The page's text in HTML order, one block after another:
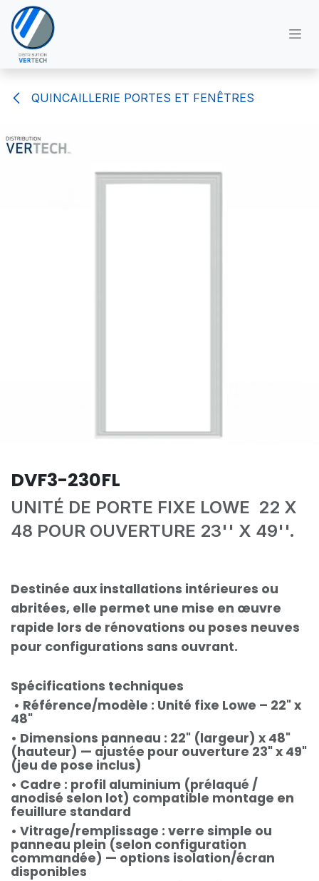
Se rendre au contenu
QUINCAILLERIE PORTES ET FENÊTRES
DVF3-230FL
UNITÉ DE PORTE FIXE LOWE 22 X
48 POUR OUVERTURE 23'' X 49''.
Destinée aux installations intérieures ou
abritées, elle permet une mise en œuvre
rapide lors de rénovations ou poses neuves
pour configurations sans ouvrant.
Spécifications techniques
• Référence/modèle : Unité fixe Lowe – 22" x
48"
• Dimensions panneau : 22" (largeur) x 48"
(hauteur) — ajustée pour ouverture 23" x 49"
(jeu de pose inclus)
• Cadre : profil aluminium (prélaqué /
anodisé selon lot) compatible montage en
feuillure standard
• Vitrage/remplissage : verre simple ou
panneau plein (selon configuration
commandée) — options isolation/écran
disponibles